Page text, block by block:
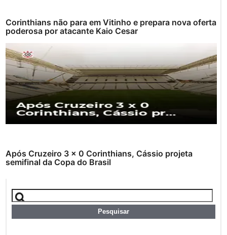
Corinthians não para em Vitinho e prepara nova oferta
poderosa por atacante Kaio Cesar
Após Cruzeiro 3 x 0 Corinthians, Cássio projeta
semifinal da Copa do Brasil